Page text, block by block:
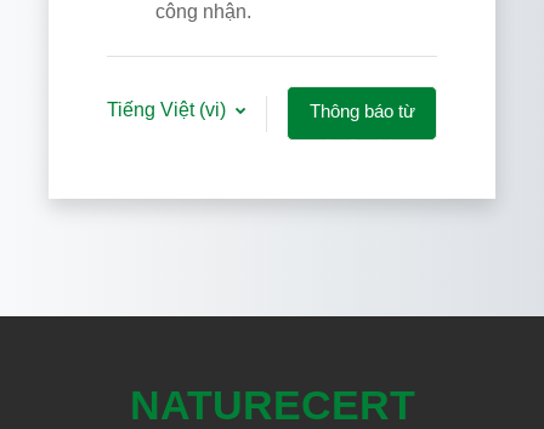
công nhận.
Tiếng Việt ‎(vi)‎
Thông báo từ
NATURECERT